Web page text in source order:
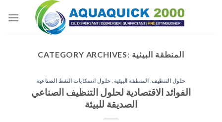
CATEGORY ARCHIVES: المنطقة البيئية
حلول التنظيف, المنطقة البيئية حلول انسكابات النفط الصناعية
الفوائد الاقتصادية لحلول التنظيف الصناعي
الصديقة للبيئة